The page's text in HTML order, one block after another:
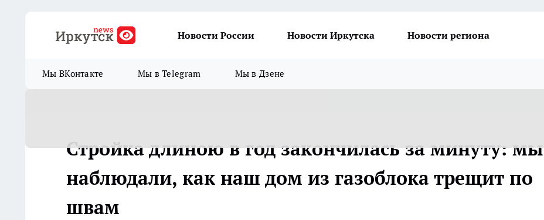
Новости России Новости Иркутска Новости региона
Мы ВКонтакте Мы в Telegram Мы в Дзене
Стройка длиною в год закончилась за минуту: мы
наблюдали, как наш дом из газоблока трещит по
швам